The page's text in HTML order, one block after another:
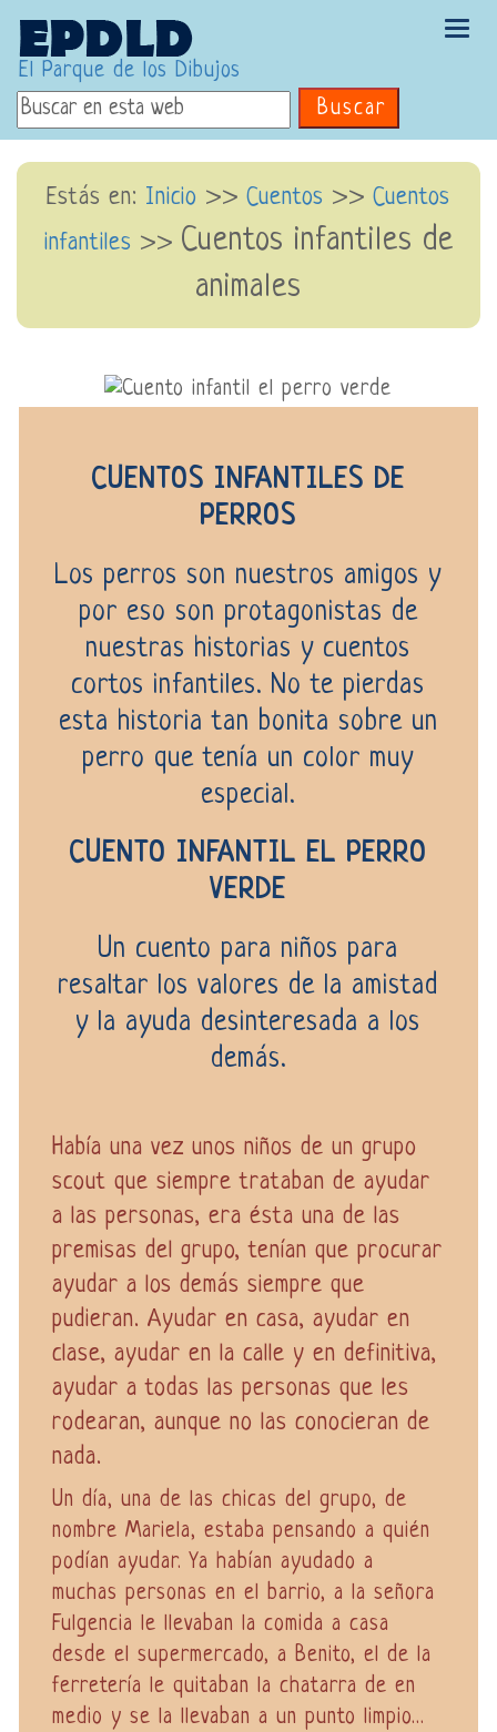
El Parque de los Dibujos
Buscar
Estás en: Inicio >> Cuentos >> Cuentos
infantiles >> Cuentos infantiles de
animales
CUENTOS INFANTILES DE
PERROS
Los perros son nuestros amigos y
por eso son protagonistas de
nuestras historias y cuentos
cortos infantiles. No te pierdas
esta historia tan bonita sobre un
perro que tenía un color muy
especial.
CUENTO INFANTIL EL PERRO
VERDE
Un cuento para niños para
resaltar los valores de la amistad
y la ayuda desinteresada a los
demás.
Había una vez unos niños de un grupo
scout que siempre trataban de ayudar
a las personas, era ésta una de las
premisas del grupo, tenían que procurar
ayudar a los demás siempre que
pudieran. Ayudar en casa, ayudar en
clase, ayudar en la calle y en definitiva,
ayudar a todas las personas que les
rodearan, aunque no las conocieran de
nada.
Un día, una de las chicas del grupo, de
nombre Mariela, estaba pensando a quién
podían ayudar. Ya habían ayudado a
muchas personas en el barrio, a la señora
Fulgencia le llevaban la comida a casa
desde el supermercado, a Benito, el de la
ferretería le quitaban la chatarra de en
medio y se la llevaban a un punto limpio...